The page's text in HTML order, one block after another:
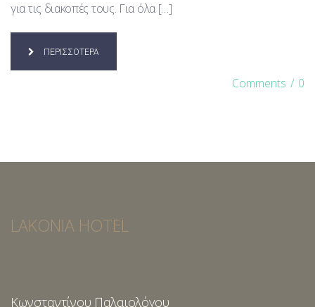
για τις διακοπές τους. Για όλα […]
ΠΕΡΙΣΣΟΤΕΡΑ
Comments / 0
LAKONIA HOTEL
Κωνσταντίνου Παλαιολόγου